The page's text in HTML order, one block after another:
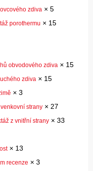
zdiva × 5
porothermu × 15
obvodového zdiva × 15
zdiva × 15
× 3
strany × 27
z vnitřní strany × 33
× 13
recenze × 3